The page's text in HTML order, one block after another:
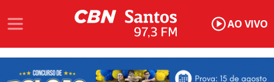
AO VIVO